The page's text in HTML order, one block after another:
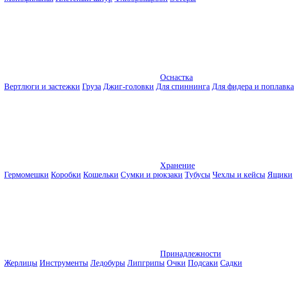
Оснастка
Вертлюги и застежки Груза Джиг-головки Для спиннинга Для фидера и поплавка
Хранение
Гермомешки Коробки Кошельки Сумки и рюкзаки Тубусы Чехлы и кейсы Ящики
Принадлежности
Жерлицы Инструменты Ледобуры Липгрипы Очки Подсаки Садки